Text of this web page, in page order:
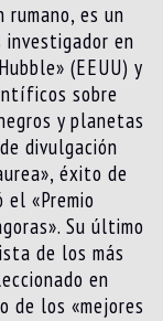
rumano, es un
investigador en
(EEUU) y
sobre
y planetas
divulgación
éxito de
«Premio
Su último
de los más
en
de los «mejores